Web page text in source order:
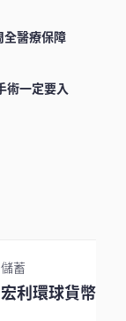
全醫療保障
術一定要入
儲蓄
宏利環球貨幣保